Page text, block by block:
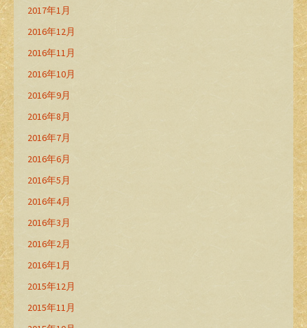
2017年1月
2016年12月
2016年11月
2016年10月
2016年9月
2016年8月
2016年7月
2016年6月
2016年5月
2016年4月
2016年3月
2016年2月
2016年1月
2015年12月
2015年11月